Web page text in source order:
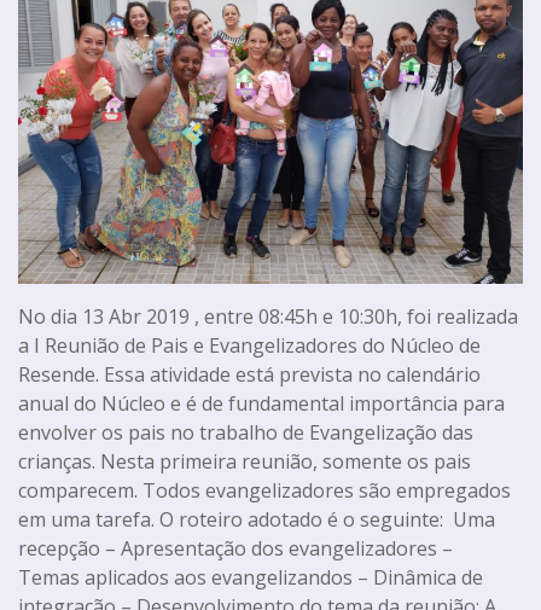
No dia 13 Abr 2019 , entre 08:45h e 10:30h, foi realizada
a I Reunião de Pais e Evangelizadores do Núcleo de
Resende. Essa atividade está prevista no calendário
anual do Núcleo e é de fundamental importância para
envolver os pais no trabalho de Evangelização das
crianças. Nesta primeira reunião, somente os pais
comparecem. Todos evangelizadores são empregados
em uma tarefa. O roteiro adotado é o seguinte: Uma
recepção – Apresentação dos evangelizadores –
Temas aplicados aos evangelizandos – Dinâmica de